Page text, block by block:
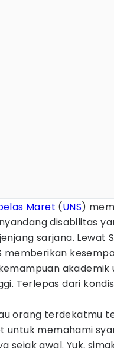
Maret (UNS)
disabilitas
sarjana. Lewat
memberikan
akademik
Terlepas dari
orang terdekatmu
untuk memahami